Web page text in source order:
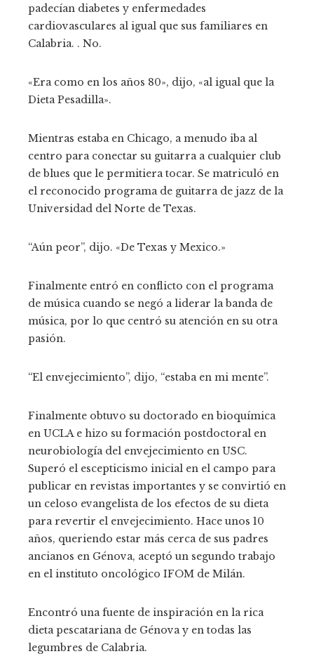
padecían diabetes y enfermedades
cardiovasculares al igual que sus familiares en
Calabria. . No.
«Era como en los años 80», dijo, «al igual que la
Dieta Pesadilla».
Mientras estaba en Chicago, a menudo iba al
centro para conectar su guitarra a cualquier club
de blues que le permitiera tocar. Se matriculó en
el reconocido programa de guitarra de jazz de la
Universidad del Norte de Texas.
“Aún peor”, dijo. «De Texas y Mexico.»
Finalmente entró en conflicto con el programa
de música cuando se negó a liderar la banda de
música, por lo que centró su atención en su otra
pasión.
“El envejecimiento”, dijo, “estaba en mi mente”.
Finalmente obtuvo su doctorado en bioquímica
en UCLA e hizo su formación postdoctoral en
neurobiología del envejecimiento en USC.
Superó el escepticismo inicial en el campo para
publicar en revistas importantes y se convirtió en
un celoso evangelista de los efectos de su dieta
para revertir el envejecimiento. Hace unos 10
años, queriendo estar más cerca de sus padres
ancianos en Génova, aceptó un segundo trabajo
en el instituto oncológico IFOM de Milán.
Encontró una fuente de inspiración en la rica
dieta pescatariana de Génova y en todas las
legumbres de Calabria.